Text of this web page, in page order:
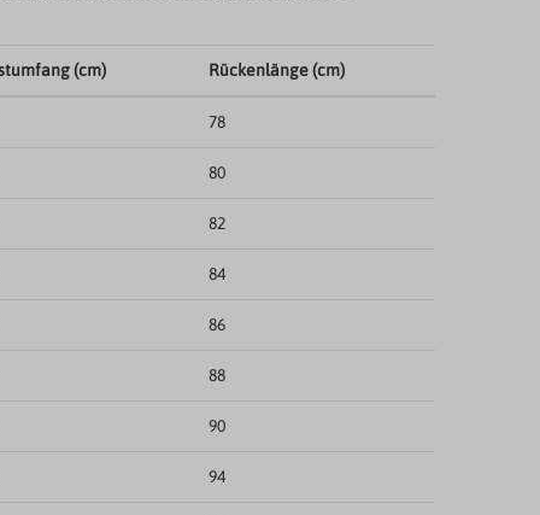
(cm) Rückenlänge (cm)
78
80
82
84
86
88
90
94